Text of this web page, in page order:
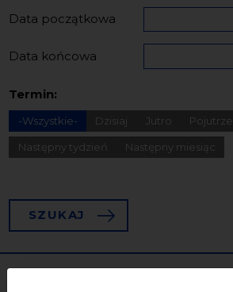
Data początkowa
Data końcowa
Termin:
-Wszystkie- Dzisiaj Jutro Pojutrze
Następny tydzień Następny miesiąc
SZUKAJ